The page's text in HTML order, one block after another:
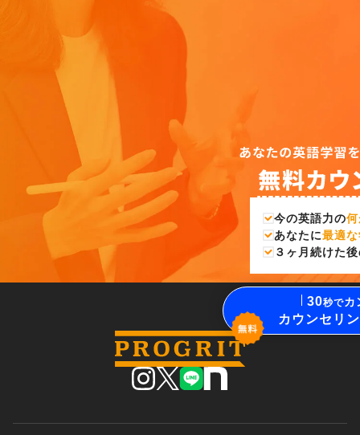
今の英語力の
あなたに最適な
３ヶ月続けた
30秒でカ
カウンセリ